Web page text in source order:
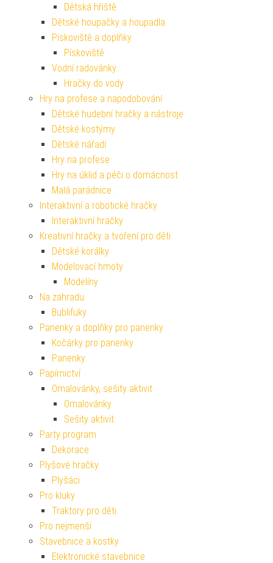
Dětská hřiště
Dětské houpačky a houpadla
Pískoviště a doplňky
Pískoviště
Vodní radovánky
Hračky do vody
Hry na profese a napodobování
Dětské hudební hračky a nástroje
Dětské kostýmy
Dětské nářadí
Hry na profese
Hry na úklid a péči o domácnost
Malá parádnice
Interaktivní a robotické hračky
Interaktivní hračky
Kreativní hračky a tvoření pro děti
Dětské korálky
Modelovací hmoty
Modelíny
Na zahradu
Bublifuky
Panenky a doplňky pro panenky
Kočárky pro panenky
Panenky
Papírnictví
Omalovánky, sešity aktivit
Omalovánky
Sešity aktivit
Party program
Dekorace
Plyšové hračky
Plyšáci
Pro kluky
Traktory pro děti
Pro nejmenší
Stavebnice a kostky
Elektronické stavebnice